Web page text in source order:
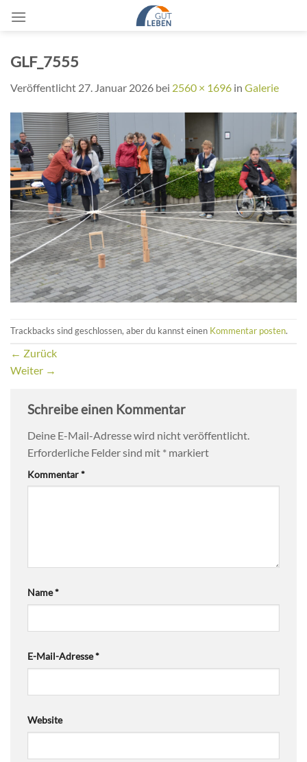
Inhalt
GLF_7555
Veröffentlicht 27. Januar 2026 bei 2560 × 1696 in Galerie
Trackbacks sind geschlossen, aber du kannst einen Kommentar posten.
← Zurück
Weiter →
Schreibe einen Kommentar
Deine E-Mail-Adresse wird nicht veröffentlicht.
Erforderliche Felder sind mit * markiert
Kommentar*
Name*
E-Mail-Adresse*
Website